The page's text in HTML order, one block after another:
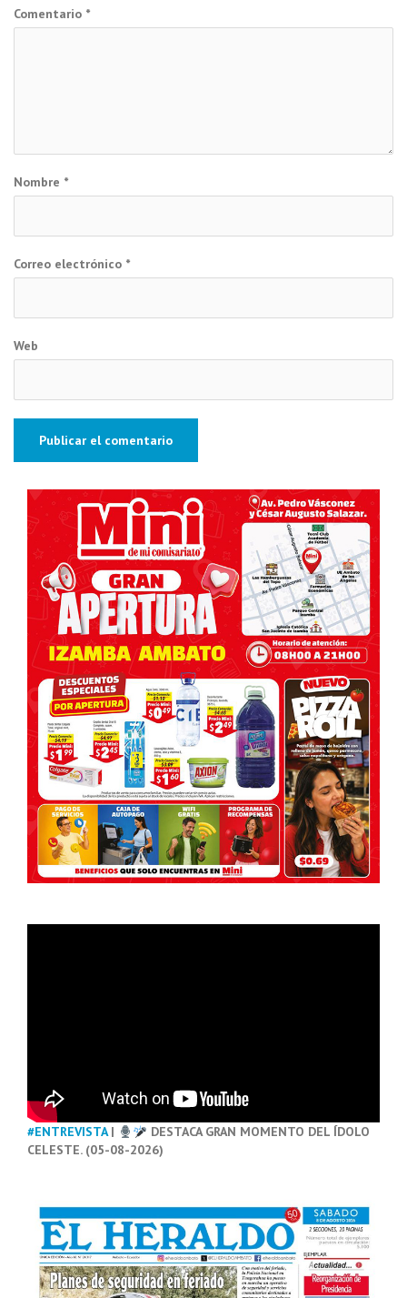
Comentario *
Nombre *
Correo electrónico *
Web
#ENTREVISTA|
DESTACA GRAN MOMENTO DEL ÍDOLO
CELESTE. (05-08-2026)